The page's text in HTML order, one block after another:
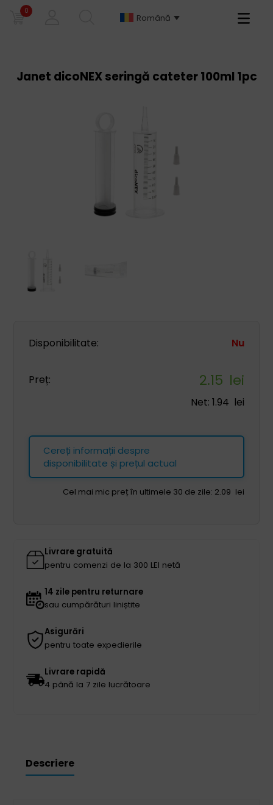
0
Română
Primary
Janet dicoNEX seringă cateter 100ml 1pc
Disponibilitate: Nu
Preț: 2.15 lei
Net: 1.94 lei
Cereți informații despre
disponibilitate și prețul actual
Cel mai mic preț în ultimele 30 de zile: 2.09 lei
Livrare gratuită
pentru comenzi de la 300 LEI netă
14 zile pentru returnare
sau cumpărături liniștite
Asigurări
pentru toate expedierile
Livrare rapidă
4 până la 7 zile lucrătoare
Descriere